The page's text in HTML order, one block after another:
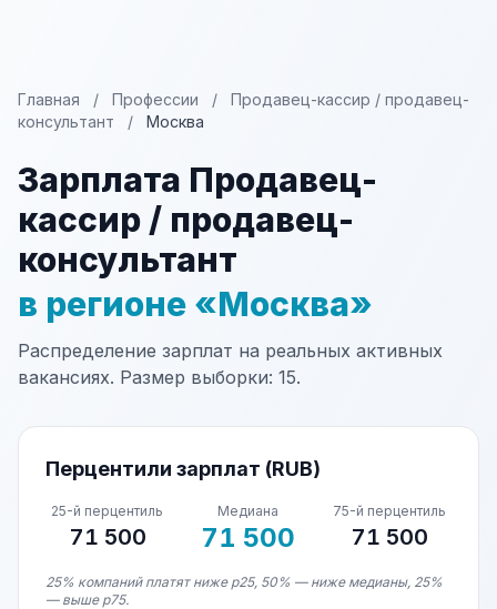
Главная / Профессии /
Продавец-кассир / продавец-
консультант
/ Москва
Зарплата Продавец-
кассир / продавец-
консультант
в регионе «Москва»
Распределение зарплат на реальных активных
вакансиях. Размер выборки: 15.
Перцентили зарплат (RUB)
25-й перцентиль
71 500
Медиана
71 500
75-й перцентиль
71 500
25% компаний платят ниже p25, 50% — ниже медианы, 25%
— выше p75.